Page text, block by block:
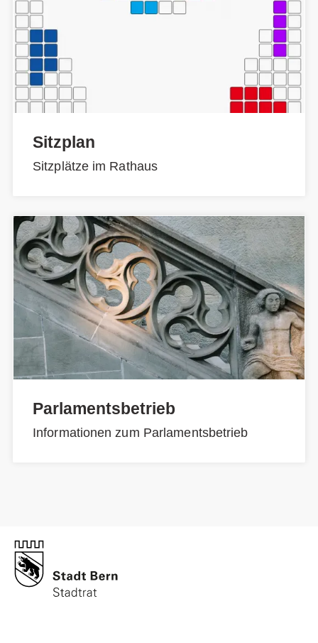
Sitzplan
Sitzplätze im Rathaus
Parlamentsbetrieb
Informationen zum Parlamentsbetrieb